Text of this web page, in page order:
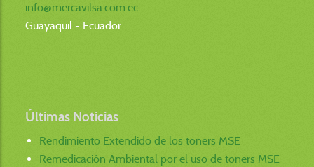
info@mercavilsa.com.ec
Guayaquil - Ecuador
Últimas Noticias
Rendimiento Extendido de los toners MSE
Remedicación Ambiental por el uso de toners MSE